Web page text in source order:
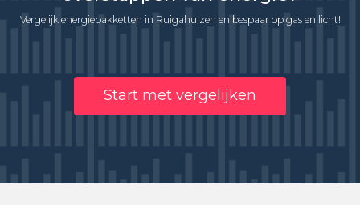
Vergelijk energiepakketten in Ruigahuizen en bespaar op gas en licht!
Start met vergelijken